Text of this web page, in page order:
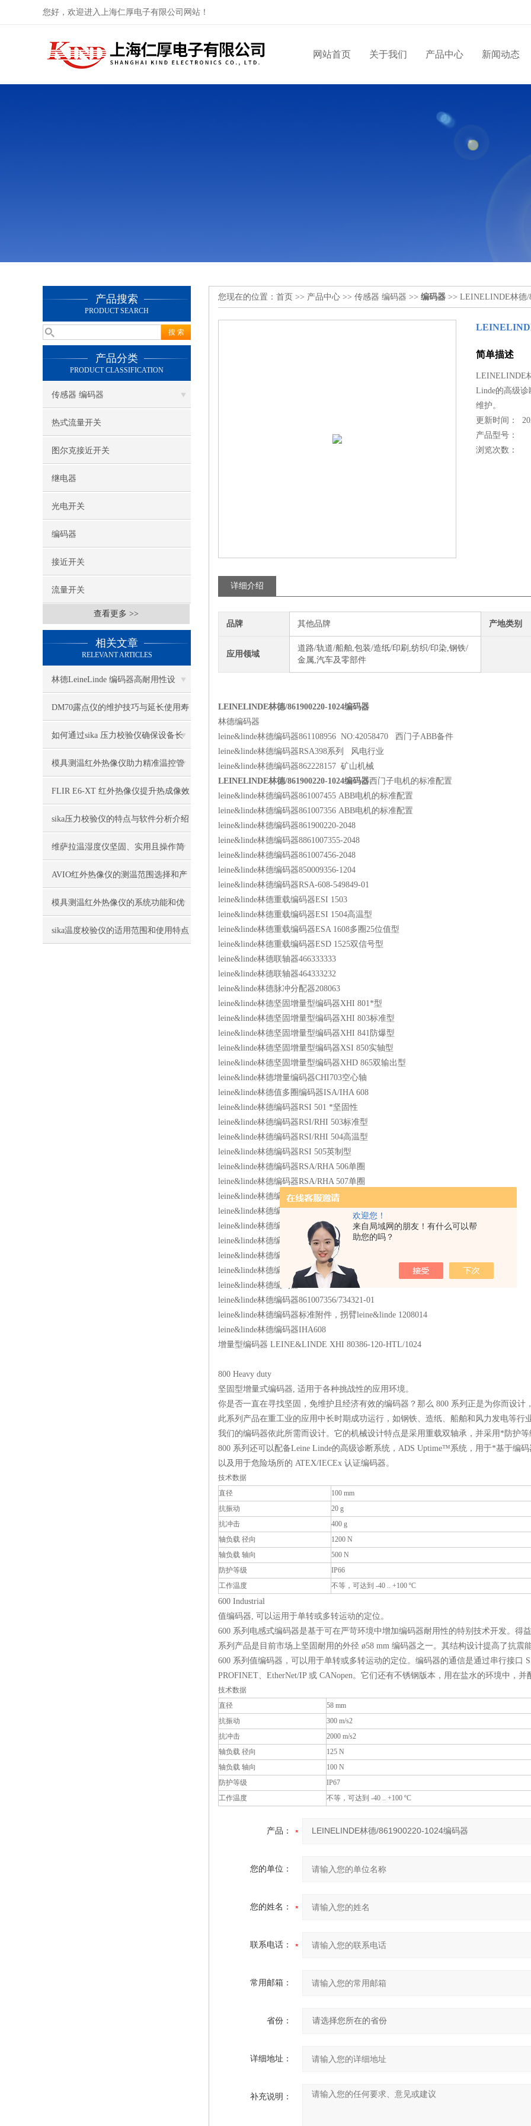
欢迎您！
来自局域网的朋友！有什么可以帮
助您的吗？
您好，欢迎进入上海仁厚电子有限公司网站！
网站首页 关于我们 产品中心 新闻动态
产品搜索
PRODUCT SEARCH
产品分类
PRODUCT CLASSIFICATION
传感器 编码器
热式流量开关
图尔克接近开关
继电器
光电开关
编码器
接近开关
流量开关
查看更多 >>
相关文章
RELEVANT ARTICLES
林德LeineLinde 编码器高耐用性设
计，延长使用寿命
DM70露点仪的维护技巧与延长使用寿
命的方法
如何通过sika 压力校验仪确保设备长
期稳定运行？
模具测温红外热像仪助力精准温控管
理
FLIR E6-XT 红外热像仪提升热成像效
果
sika压力校验仪的特点与软件分析介绍
维萨拉温湿度仪坚固、实用且操作简
便
AVIO红外热像仪的测温范围选择和产
品特点介绍
模具测温红外热像仪的系统功能和优
点概述
sika温度校验仪的适用范围和使用特点
您现在的位置： 首页 >> 产品中心 >> 传感器 编码器 >> 编码器 >> LEINELINDE林德/
简单描述
LEINELINDE
Linde的高级
维护。
更新时间：
产品型号：
浏览次数：
详细介绍
品牌 其他品牌 产地类别
应用领域
道路/轨道/船舶,包装/造纸/印刷,纺织/印染,钢铁/
金属,汽车及零部件
LEINELINDE林德/861900220-1024编码器
林德编码器
leine&linde林德编码器861108956 NO:42058470 西门子ABB备件
leine&linde林德编码器RSA398系列 风电行业
leine&linde林德编码器862228157 矿山机械
LEINELINDE林德/861900220-1024编码器西门子电机的标准配置
leine&linde林德编码器861007455 ABB电机的标准配置
leine&linde林德编码器861007356 ABB电机的标准配置
leine&linde林德编码器861900220-2048
leine&linde林德编码器8861007355-2048
leine&linde林德编码器861007456-2048
leine&linde林德编码器850009356-1204
leine&linde林德编码器RSA-608-549849-01
leine&linde林德重载编码器ESI 1503
leine&linde林德重载编码器ESI 1504高温型
leine&linde林德重载编码器ESA 1608多圈25位值型
leine&linde林德重载编码器ESD 1525双信号型
leine&linde林德联轴器466333333
leine&linde林德联轴器464333232
leine&linde林德脉冲分配器208063
leine&linde林德坚固增量型编码器XHI 801*型
leine&linde林德坚固增量型编码器XHI 803标准型
leine&linde林德坚固增量型编码器XHI 841防爆型
leine&linde林德坚固增量型编码器XSI 850实轴型
leine&linde林德坚固增量型编码器XHD 865双输出型
leine&linde林德增量编码器CHI703空心轴
leine&linde林德值多圈编码器ISA/IHA 608
leine&linde林德编码器RSI 501 *坚固性
leine&linde林德编码器RSI/RHI 503标准型
leine&linde林德编码器RSI/RHI 504高温型
leine&linde林德编码器RSI 505英制型
leine&linde林德编码器RSA/RHA 506单圈
leine&linde林德编码器RSA/RHA 507单圈
leine&linde林德编码器RSD 525双输出型ID:662608-02
leine&linde林德编码器MSI 301*坚固型
leine&linde林德编码器MSI 303标准型
leine&linde林德编码器861007356-2048
leine&linde林德编码器RSA608/549850-01
leine&linde林德编码器861900130.2048
leine&linde林德编码器862209116-2500
leine&linde林德编码器861007356/734321-01
leine&linde林德编码器标准附件，拐臂leine&linde 1208014
leine&linde林德编码器IHA608
增量型编码器 LEINE&LINDE XHI 80386-120-HTL/1024
800 Heavy duty
坚固型增量式编码器, 适用于各种挑战性的应用环境。
你是否一直在寻找坚固，免维护且经济有效的编码器？那么 800 系列正是为你而设计
此系列产品在重工业的应用中长时期成功运行，如钢铁、造纸、船舶和风力发电等
我们的编码器依此所需而设计。它的机械设计特点是采用重载双轴承，并采用*防护
800 系列还可以配备Leine Linde的高级诊断系统，ADS Uptime™系统，用于*基于编
以及用于危险场所的 ATEX/IECEx 认证编码器。
技术数据
直径
100 mm
抗振动
20 g
抗冲击
400 g
轴负载 径向
1200 N
轴负载 轴向
500 N
防护等级
IP66
工作温度
不等，可达到 -40 .. +100 ºC
600 Industrial
值编码器, 可以运用于单转或多转运动的定位。
600 系列电感式编码器是基于可在严苛环境中增加编码器耐用性的特别技术开发。得
系列产品是目前市场上坚固耐用的外径 ø58 mm 编码器之一。其结构设计提高了抗震
600 系列值编码器，可以用于单转或多转运动的定位。编码器的通信是通过串行接口
PROFINET、EtherNet/IP 或 CANopen。它们还有不锈钢版本，用在盐水的环境中，
技术数据
直径
58 mm
抗振动
300 m/s2
抗冲击
2000 m/s2
轴负载 径向
125 N
轴负载 轴向
100 N
防护等级
IP67
工作温度
不等，可达到 -40 .. +100 ºC
产品：
您的单位：
您的姓名：
联系电话：
常用邮箱：
省份：
详细地址：
补充说明：